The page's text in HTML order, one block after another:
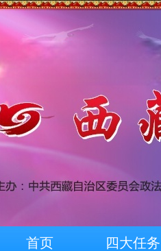
首页 四大任务